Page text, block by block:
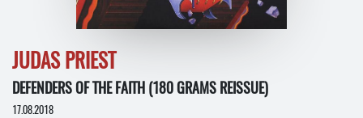
JUDAS PRIEST
DEFENDERS OF THE FAITH (180 GRAMS REISSUE)
17.08.2018